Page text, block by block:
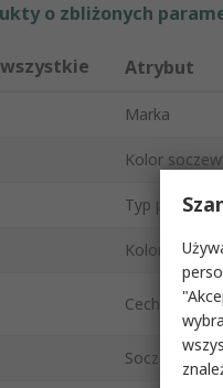
o zbliżonych
Atrybut
Marka
Kolor
Typ produktu
Kolor ramki
Cechy
Soczewka